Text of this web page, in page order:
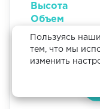
Пользуясь
тем, что мы
изменить
Высота
Объем
Цена